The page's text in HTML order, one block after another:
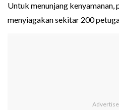
Untuk menunjang kenyamanan,
menyiagakan sekitar 200